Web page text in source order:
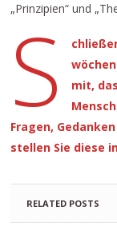
„Prinzipien“ und
S
mit,
Fragen,
stellen Sie diese
RELATED POSTS